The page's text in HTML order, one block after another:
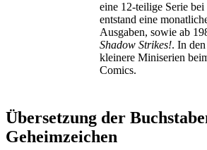
eine 12-teilige Serie
entstand eine
Ausgaben, sowie ab
Shadow Strikes!. In
kleinere Miniserien
Comics.
Übersetzung der
Geheimzeichen